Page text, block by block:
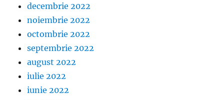
decembrie 2022
noiembrie 2022
octombrie 2022
septembrie 2022
august 2022
iulie 2022
iunie 2022